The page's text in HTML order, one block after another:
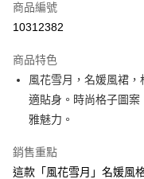
LINE Pay
街口支付
悠遊付
貨到付款
商品編號
10312382
商品特色
風花雪月，名媛風裙
適貼身。時尚格子圖
雅魅力。
銷售重點
這款「風花雪月」名媛風